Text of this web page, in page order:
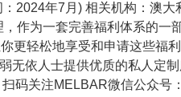
2024年7月) 相关机构：澳
作为一套完善福利体系的一
更轻松地享受和申请这些
无依人士提供优质的私人
码关注MELBAR微信公众号：